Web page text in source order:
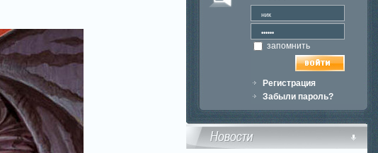
запомнить
Регистрация
Забыли пароль?